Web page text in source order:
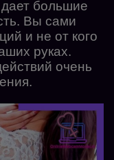
большие
Вы сами
и не от кого
руках.
очень